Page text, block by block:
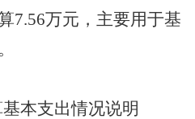
7.56万元，主要用于基
。
本支出情况说明